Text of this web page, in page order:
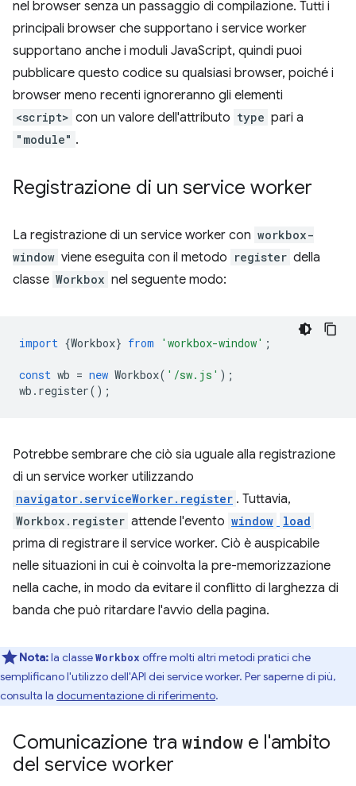
nel browser senza un passaggio di compilazione. Tutti i
principali browser che supportano i service worker
supportano anche i moduli JavaScript, quindi puoi
pubblicare questo codice su qualsiasi browser, poiché i
browser meno recenti ignoreranno gli elementi
<script> con un valore dell'attributo type pari a
"module" .
Registrazione di un service worker
La registrazione di un service worker con workbox-
window viene eseguita con il metodo register della
classe Workbox nel seguente modo:
import {Workbox} from 'workbox-window' ;
const wb = new Workbox( '/sw.js' );
wb . register();
Potrebbe sembrare che ciò sia uguale alla registrazione
di un service worker utilizzando
navigator.serviceWorker.register . Tuttavia,
Workbox.register attende l'evento window load
prima di registrare il service worker. Ciò è auspicabile
nelle situazioni in cui è coinvolta la pre-memorizzazione
nella cache, in modo da evitare il conflitto di larghezza di
banda che può ritardare l'avvio della pagina.
Nota:la classeWorkbox offre molti altri metodi pratici che
semplificano l'utilizzo dell'API dei service worker. Per saperne di più,
consulta la documentazione di riferimento.
Comunicazione tra window e l'ambito
del service worker